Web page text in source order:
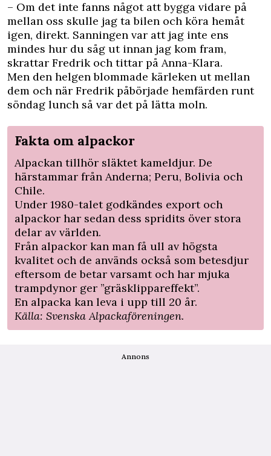
– Om det inte fanns något att bygga vidare på
mellan oss skulle jag ta bilen och köra hemåt
igen, direkt. Sanningen var att jag inte ens
mindes hur du såg ut innan jag kom fram,
skrattar Fredrik och tittar på Anna-Klara.
Men den helgen blommade kärleken ut mellan
dem och när Fredrik påbörjade hemfärden runt
söndag lunch så var det på lätta moln.
Fakta om alpackor
Alpackan tillhör släktet kameldjur. De
härstammar från Anderna; Peru, Bolivia och
Chile.
Under 1980-talet godkändes export och
alpackor har sedan dess spridits över stora
delar av världen.
Från alpackor kan man få ull av högsta
kvalitet och de används också som betesdjur
eftersom de betar varsamt och har mjuka
trampdynor ger ”gräsklippareffekt”.
En alpacka kan leva i upp till 20 år.
Källa: Svenska Alpackaföreningen.
Annons